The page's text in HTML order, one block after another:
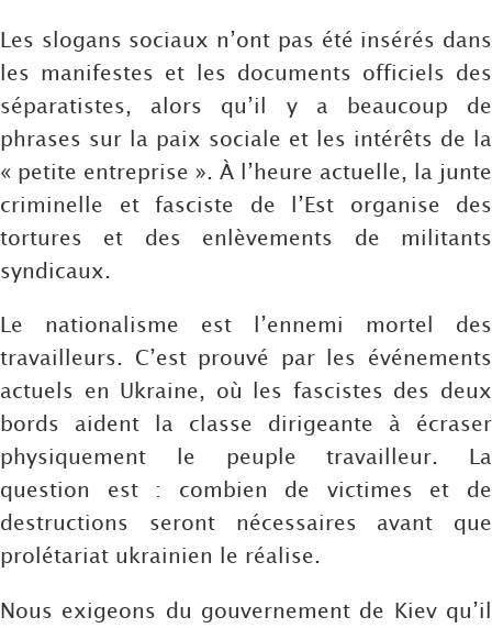
Les slogans sociaux n’ont pas été insérés dans
les manifestes et les documents officiels des
séparatistes, alors qu’il y a beaucoup de
phrases sur la paix sociale et les intérêts de la
« petite entreprise ». À l’heure actuelle, la junte
criminelle et fasciste de l’Est organise des
tortures et des enlèvements de militants
syndicaux.
Le nationalisme est l’ennemi mortel des
travailleurs. C’est prouvé par les événements
actuels en Ukraine, où les fascistes des deux
bords aident la classe dirigeante à écraser
physiquement le peuple travailleur. La
question est : combien de victimes et de
destructions seront nécessaires avant que
prolétariat ukrainien le réalise.
Nous exigeons du gouvernement de Kiev qu’il